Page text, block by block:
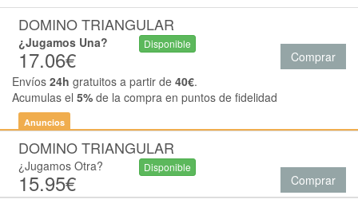
DOMINO TRIANGULAR
¿Jugamos Una?
17.06€
Disponible
Comprar
Envíos 24h gratuitos a partir de 40€.
Acumulas el 5% de la compra en puntos de fidelidad
Anuncios
DOMINO TRIANGULAR
¿Jugamos Otra?
15.95€
Disponible
Comprar